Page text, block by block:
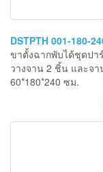
DSTPTH 001-180-
ขาตั้งฉากพับได้ชุดปา
วางจาน 2 ชิ้น และจ
60*180*240 ซม.